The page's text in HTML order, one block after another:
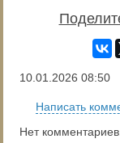
10.01.2026 08:50
Написать
Нет